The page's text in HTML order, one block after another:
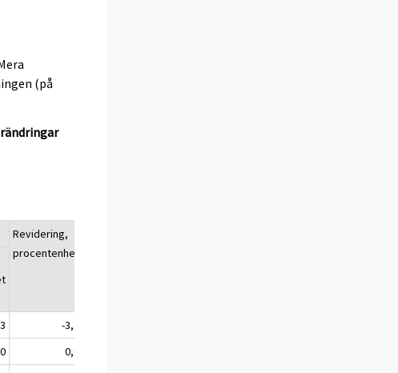
(på
Revidering,
procentenhet
-3,2
0,0